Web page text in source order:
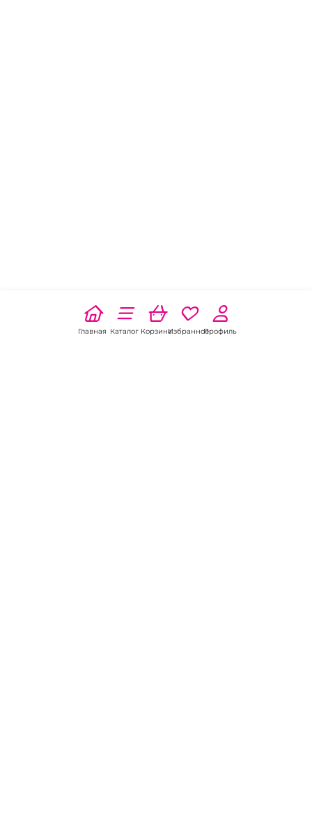
Главная Каталог КорзинаИзбранноеПрофиль